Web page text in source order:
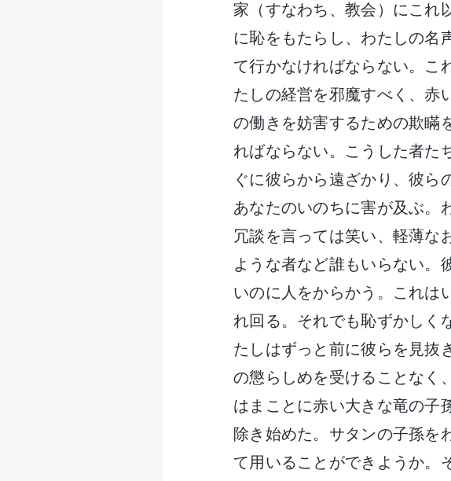
家（すなわち、教会）にこれ
に恥をもたらし、わたしの名
て行かなければならない。こ
たしの経営を邪魔すべく、赤
の働きを妨害するための欺瞞
ればならない。こうした者た
ぐに彼らから遠ざかり、彼ら
あなたのいのちに害が及ぶ。
冗談を言っては笑い、軽薄な
ような者など誰もいらない。
いのに人をからかう。これは
れ回る。それでも恥ずかしく
たしはずっと前に彼らを見抜
の懲らしめを受けることなく
はまことに赤い大きな竜の子
除き始めた。サタンの子孫を
て用いることができようか。